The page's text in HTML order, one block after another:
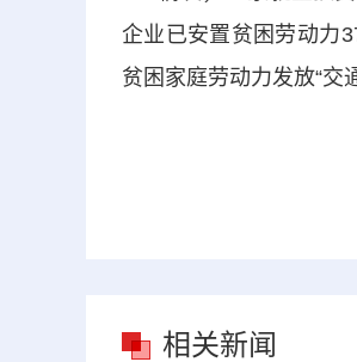
企业已安置贫困劳动力
贫困家庭劳动力发放“交
相关新闻